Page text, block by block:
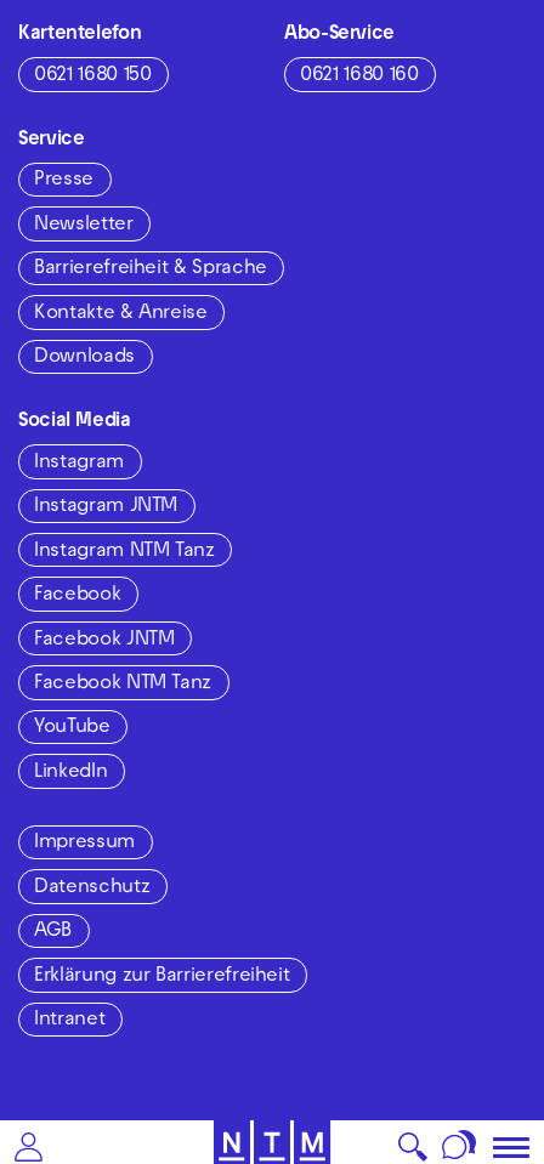
Kartentelefon
0621 1680 150
Abo-Service
0621 1680 160
Service
Presse
Newsletter
Barrierefreiheit & Sprache
Kontakte & Anreise
Downloads
Social Media
Instagram
Instagram JNTM
Instagram NTM Tanz
Facebook
Facebook JNTM
Facebook NTM Tanz
YouTube
LinkedIn
Impressum
Datenschutz
AGB
Erklärung zur Barrierefreiheit
Intranet